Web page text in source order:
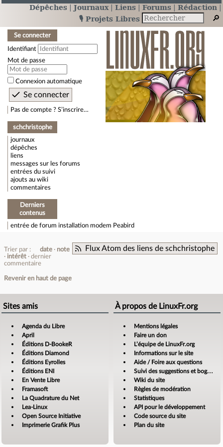
Dépêches Journaux Liens Forums
Rédaction
🎙️ Projets Libres
Se connecter
Identifiant
Mot de passe
Connexion automatique
Pas de compte ? S’inscrire…
schchristophe
journaux
dépêches
liens
messages sur les forums
entrées du suivi
ajouts au wiki
commentaires
Derniers
contenus
entrée de forum installation modem Peabird
Flux Atom des liens de schchristophe
Trier par : date
note
intérêt
dernier
commentaire
Revenir en haut de page
Sites amis
Agenda du Libre
April
Éditions D-BookeR
Éditions Diamond
Éditions Eyrolles
Éditions ENI
En Vente Libre
Framasoft
La Quadrature du Net
Lea-Linux
Open Source Initiative
Imprimerie Grafik Plus
À propos de LinuxFr.org
Mentions légales
Faire un don
L’équipe de LinuxFr.org
Informations sur le site
Aide / Foire aux questions
Suivi des suggestions et bogues
Wiki du site
Règles de modération
Statistiques
API pour le développement
Code source du site
Plan du site